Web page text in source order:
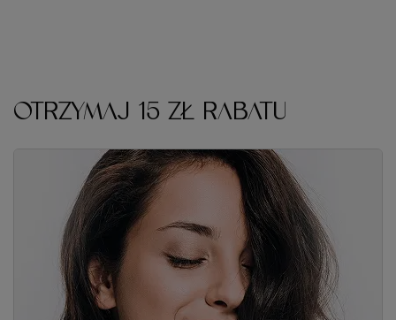
OTRZYMAJ 15 ZŁ RABATU